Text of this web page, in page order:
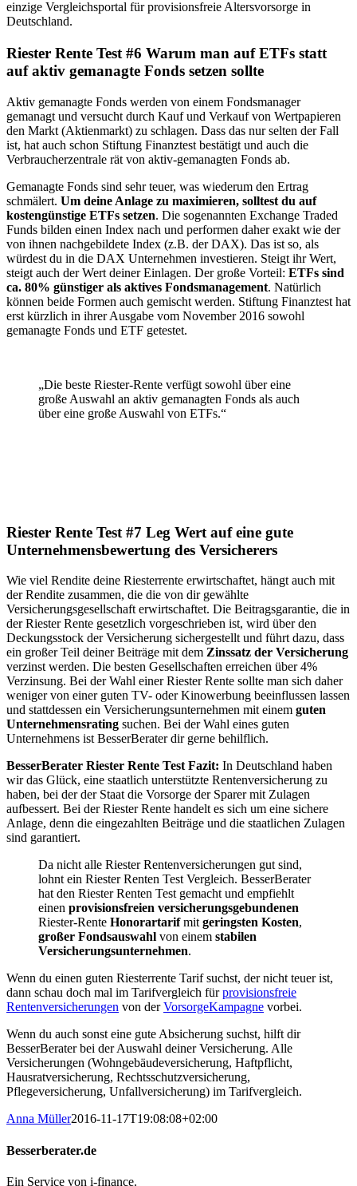
einzige Vergleichsportal für provisionsfreie Altersvorsorge in
Deutschland.
Riester Rente Test #6 Warum man auf ETFs statt
auf aktiv gemanagte Fonds setzen sollte
Aktiv gemanagte Fonds werden von einem Fondsmanager
gemanagt und versucht durch Kauf und Verkauf von Wertpapieren
den Markt (Aktienmarkt) zu schlagen. Dass das nur selten der Fall
ist, hat auch schon Stiftung Finanztest bestätigt und auch die
Verbraucherzentrale rät von aktiv-gemanagten Fonds ab.
Gemanagte Fonds sind sehr teuer, was wiederum den Ertrag
schmälert. Um deine Anlage zu maximieren, solltest du auf
kostengünstige ETFs setzen. Die sogenannten Exchange Traded
Funds bilden einen Index nach und performen daher exakt wie der
von ihnen nachgebildete Index (z.B. der DAX). Das ist so, als
würdest du in die DAX Unternehmen investieren. Steigt ihr Wert,
steigt auch der Wert deiner Einlagen. Der große Vorteil: ETFs sind
ca. 80% günstiger als aktives Fondsmanagement. Natürlich
können beide Formen auch gemischt werden. Stiftung Finanztest hat
erst kürzlich in ihrer Ausgabe vom November 2016 sowohl
gemanagte Fonds und ETF getestet.
„Die beste Riester-Rente verfügt sowohl über eine
große Auswahl an aktiv gemanagten Fonds als auch
über eine große Auswahl von ETFs.“
Riester Rente Test #7 Leg Wert auf eine gute
Unternehmensbewertung des Versicherers
Wie viel Rendite deine Riesterrente erwirtschaftet, hängt auch mit
der Rendite zusammen, die die von dir gewählte
Versicherungsgesellschaft erwirtschaftet. Die Beitragsgarantie, die in
der Riester Rente gesetzlich vorgeschrieben ist, wird über den
Deckungsstock der Versicherung sichergestellt und führt dazu, dass
ein großer Teil deiner Beiträge mit dem Zinssatz der Versicherung
verzinst werden. Die besten Gesellschaften erreichen über 4%
Verzinsung. Bei der Wahl einer Riester Rente sollte man sich daher
weniger von einer guten TV- oder Kinowerbung beeinflussen lassen
und stattdessen ein Versicherungsunternehmen mit einem guten
Unternehmensrating suchen. Bei der Wahl eines guten
Unternehmens ist BesserBerater dir gerne behilflich.
BesserBerater Riester Rente Test Fazit: In Deutschland haben
wir das Glück, eine staatlich unterstützte Rentenversicherung zu
haben, bei der der Staat die Vorsorge der Sparer mit Zulagen
aufbessert. Bei der Riester Rente handelt es sich um eine sichere
Anlage, denn die eingezahlten Beiträge und die staatlichen Zulagen
sind garantiert.
Da nicht alle Riester Rentenversicherungen gut sind,
lohnt ein Riester Renten Test Vergleich. BesserBerater
hat den Riester Renten Test gemacht und empfiehlt
einen provisionsfreien versicherungsgebundenen
Riester-Rente Honorartarifmit geringsten Kosten,
großer Fondsauswahl von einem stabilen
Versicherungsunternehmen.
Wenn du einen guten Riesterrente Tarif suchst, der nicht teuer ist,
dann schau doch mal im Tarifvergleich fürprovisionsfreie
Rentenversicherungen von derVorsorgeKampagne vorbei.
Wenn du auch sonst eine gute Absicherung suchst, hilft dir
BesserBerater bei der Auswahl deiner Versicherung. Alle
Versicherungen (Wohngebäudeversicherung, Haftpflicht,
Hausratversicherung, Rechtsschutzversicherung,
Pflegeversicherung, Unfallversicherung) im Tarifvergleich.
Anna Müller2016-11-17T19:08:08+02:00
Besserberater.de
Ein Service von i-finance.